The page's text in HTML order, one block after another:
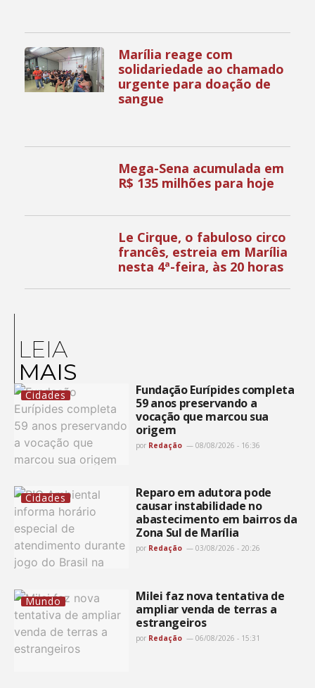
Marília reage com
solidariedade ao chamado
urgente para doação de
sangue
Mega-Sena acumulada em
R$ 135 milhões para hoje
Le Cirque, o fabuloso circo
francês, estreia em Marília
nesta 4ª-feira, às 20 horas
LEIA
MAIS
Cidades
Fundação Eurípides completa
59 anos preservando a
vocação que marcou sua
origem
por Redação 08/08/2026 - 16:36
Cidades
Reparo em adutora pode
causar instabilidade no
abastecimento em bairros da
Zona Sul de Marília
por Redação 03/08/2026 - 20:26
Mundo
Milei faz nova tentativa de
ampliar venda de terras a
estrangeiros
por Redação 06/08/2026 - 15:31